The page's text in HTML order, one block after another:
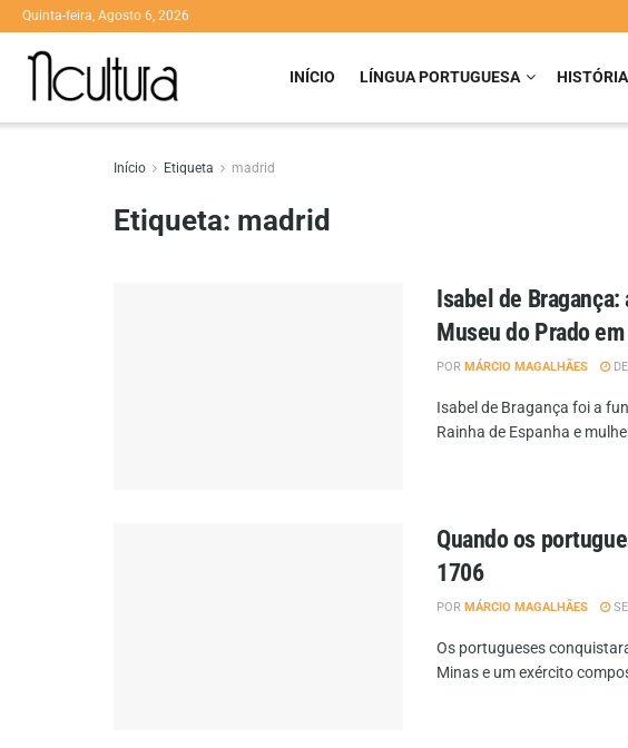
Quinta-feira, Agosto 6, 2026
INÍCIO LÍNGUA PORTUGUESA
Início Etiqueta madrid
Etiqueta: madrid
Isabel de
Museu do Prado
POR MÁRCIO MAGALHÃES
Isabel de Bragança foi a
Rainha de Espanha e
Quando os
1706
POR MÁRCIO MAGALHÃES
Os portugueses
Minas e um exército